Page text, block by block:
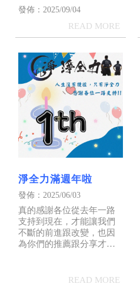
嗎？洗洗衣機｜屏東
洗洗衣機｜高雄洗洗
發佈：2025/09/04
淨全力滿週年啦
發佈：2025/06/03
真的感謝各位從去年一路
支持到現在，才能讓我們
不斷的前進跟改變，也因
為你們的推薦跟分享才能